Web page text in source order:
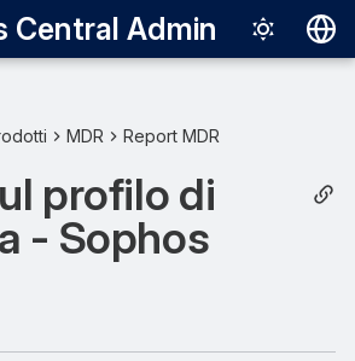
Central Admin
한국어
MDR Report MDR
profilo di
- Sophos